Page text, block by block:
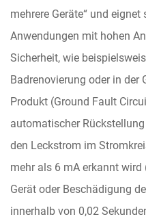
mehrere Geräte“ und
Anwendungen mit hohen
Sicherheit, wie
Badrenovierung oder in der
Produkt (Ground Fault
automatischer
den Leckstrom im
mehr als 6 mA erkannt wird
Gerät oder Beschädigung
innerhalb von 0,02